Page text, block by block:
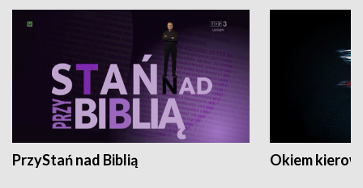
PrzyStań nad Biblią Okiem